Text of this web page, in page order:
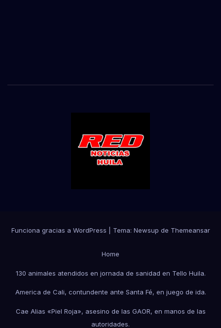
Funciona gracias a WordPress Tema: Newsup de Themeansar
Home
130 animales atendidos en jornada de sanidad en Tello Huila.
America de Cali, contundente ante Santa Fé, en juego de ida.
Cae Alias «Piel Roja», asesino de las GAOR, en manos de las
autoridades.